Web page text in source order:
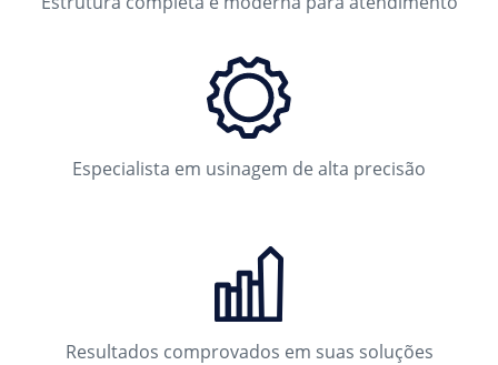
Especialista em usinagem de alta precisão
Resultados comprovados em suas soluções